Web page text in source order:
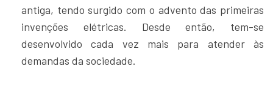
antiga, tendo surgido com o advento das primeiras
invenções elétricas. Desde então, tem-se
desenvolvido cada vez mais para atender às
demandas da sociedade.